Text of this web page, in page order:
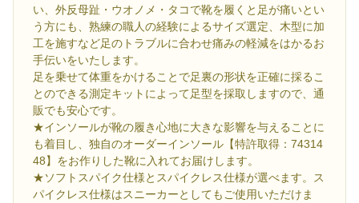
い、外反母趾・ウオノメ・タコで靴を履くと足が痛いとい
う方にも、熟練の職人の経験によるサイズ選定、木型に加
工を施すなど足のトラブルに合わせ痛みの軽減をはかるお
手伝いをいたします。
足を乗せて体重をかけることで足裏の形状を正確に採るこ
とのできる測定キットによって足型を採取しますので、通
販でも安心です。
★インソールが靴の履き心地に大きな影響を与えることに
も着目し、独自のオーダーインソール【特許取得：74314
48】をお作りした靴に入れてお届けします。
★ソフトスパイク仕様とスパイクレス仕様が選べます。ス
パイクレス仕様はスニーカーとしてもご使用いただけま